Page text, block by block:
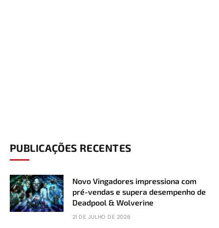
PUBLICAÇÕES RECENTES
Novo Vingadores impressiona com
pré-vendas e supera desempenho de
Deadpool & Wolverine
21 DE JULHO DE 2026